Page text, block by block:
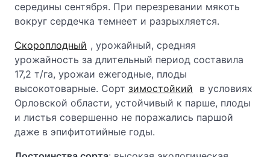
середины сентября. При перезревании мякоть
вокруг сердечка темнеет и разрыхляется.
Скороплодный , урожайный, средняя
урожайность за длительный период составила
17,2 т/га, урожаи ежегодные, плоды
высокотоварные. Сорт зимостойкий
в условиях
Орловской области, устойчивый к парше, плоды
и листья совершенно не поражались паршой
даже в эпифитотийные годы.